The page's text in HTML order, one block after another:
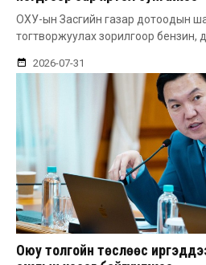
ОХУ-ын Засгийн газар дотоодын
тогтворжуулах зорилгоор бензин,
2026-07-31
Оюу толгойн төслөөс